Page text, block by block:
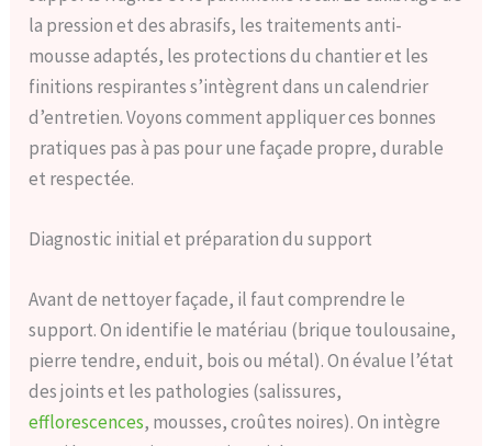
la pression et des abrasifs, les traitements anti-
mousse adaptés, les protections du chantier et les
finitions respirantes s’intègrent dans un calendrier
d’entretien. Voyons comment appliquer ces bonnes
pratiques pas à pas pour une façade propre, durable
et respectée.
Diagnostic initial et préparation du support
Avant de nettoyer façade, il faut comprendre le
support. On identifie le matériau (brique toulousaine,
pierre tendre, enduit, bois ou métal). On évalue l’état
des joints et les pathologies (salissures,
efflorescences, mousses, croûtes noires). On intègre